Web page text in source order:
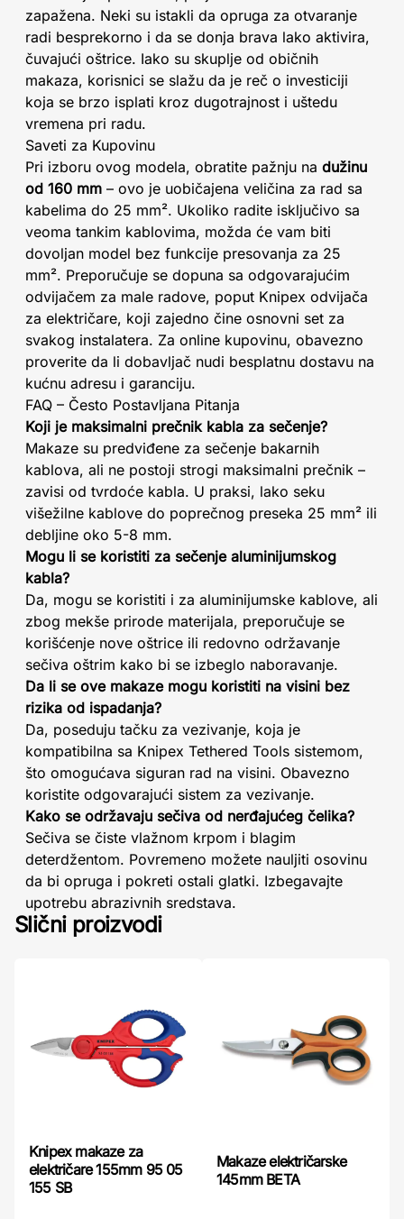
zapažena. Neki su istakli da opruga za otvaranje
radi besprekorno i da se donja brava lako aktivira,
čuvajući oštrice. Iako su skuplje od običnih
makaza, korisnici se slažu da je reč o investiciji
koja se brzo isplati kroz dugotrajnost i uštedu
vremena pri radu.
Saveti za Kupovinu
Pri izboru ovog modela, obratite pažnju na dužinu
od 160 mm – ovo je uobičajena veličina za rad sa
kabelima do 25 mm². Ukoliko radite isključivo sa
veoma tankim kablovima, možda će vam biti
dovoljan model bez funkcije presovanja za 25
mm². Preporučuje se dopuna sa odgovarajućim
odvijačem za male radove, poput Knipex odvijača
za električare, koji zajedno čine osnovni set za
svakog instalatera. Za online kupovinu, obavezno
proverite da li dobavljač nudi besplatnu dostavu na
kućnu adresu i garanciju.
FAQ – Često Postavljana Pitanja
Koji je maksimalni prečnik kabla za sečenje?
Makaze su predviđene za sečenje bakarnih
kablova, ali ne postoji strogi maksimalni prečnik –
zavisi od tvrdoće kabla. U praksi, lako seku
višežilne kablove do poprečnog preseka 25 mm² ili
debljine oko 5-8 mm.
Mogu li se koristiti za sečenje aluminijumskog
kabla?
Da, mogu se koristiti i za aluminijumske kablove, ali
zbog mekše prirode materijala, preporučuje se
korišćenje nove oštrice ili redovno održavanje
sečiva oštrim kako bi se izbeglo naboravanje.
Da li se ove makaze mogu koristiti na visini bez
rizika od ispadanja?
Da, poseduju tačku za vezivanje, koja je
kompatibilna sa Knipex Tethered Tools sistemom,
što omogućava siguran rad na visini. Obavezno
koristite odgovarajući sistem za vezivanje.
Kako se održavaju sečiva od nerđajućeg čelika?
Sečiva se čiste vlažnom krpom i blagim
deterdžentom. Povremeno možete nauljiti osovinu
da bi opruga i pokreti ostali glatki. Izbegavajte
upotrebu abrazivnih sredstava.
Slični proizvodi
Knipex makaze za
električare 155mm 95 05
155 SB
Makaze električarske
145mm BETA